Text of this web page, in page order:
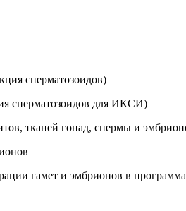
сперматозоидов)
сперматозоидов для ИКСИ)
тканей гонад, спермы и
гамет и эмбрионов в